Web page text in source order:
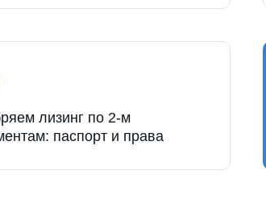
лизинг по 2-м
паспорт и права